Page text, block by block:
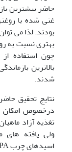
حاضر بیشترین
غنی شده با
بودند. لذا می
بهتری نسبت به
چون استفاده
بالاترین
شدند.
درخصوص امکان
ولی یافته